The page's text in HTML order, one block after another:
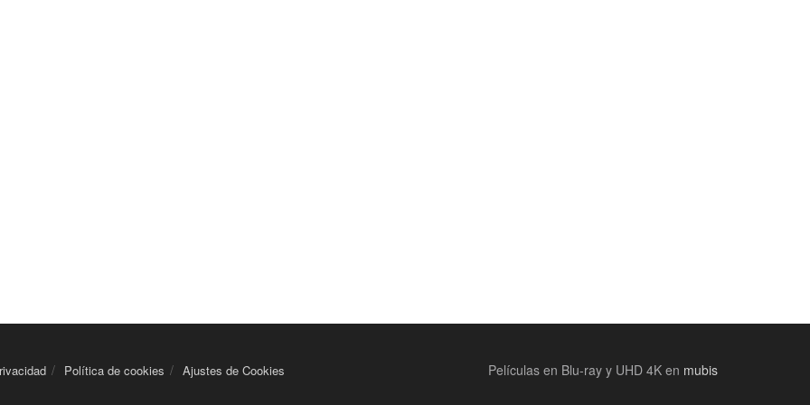
Política de cookies Ajustes de Cookies Películas en Blu-ray y UHD 4K en mubis